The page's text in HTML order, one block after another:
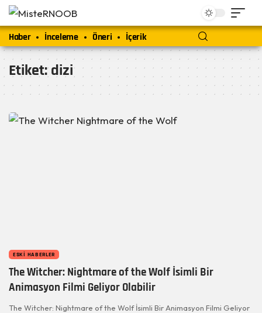
Haber İnceleme Öneri İçerik
Etiket:dizi
ESKI HABERLER
The Witcher: Nightmare of the Wolf İsimli Bir
Animasyon Filmi Geliyor Olabilir
The Witcher: Nightmare of the Wolf İsimli Bir Animasyon Filmi Geliyor